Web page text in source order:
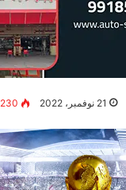
21 نوفمبر، 2022 230